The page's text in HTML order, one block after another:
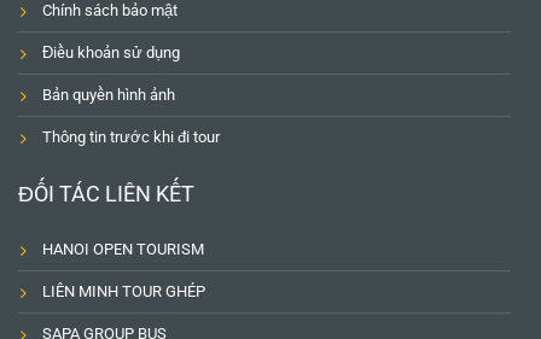
Chính sách bảo mật
Điều khoản sử dụng
Bản quyền hình ảnh
Thông tin trước khi đi tour
ĐỐI TÁC LIÊN KẾT
HANOI OPEN TOURISM
LIÊN MINH TOUR GHÉP
SAPA GROUP BUS